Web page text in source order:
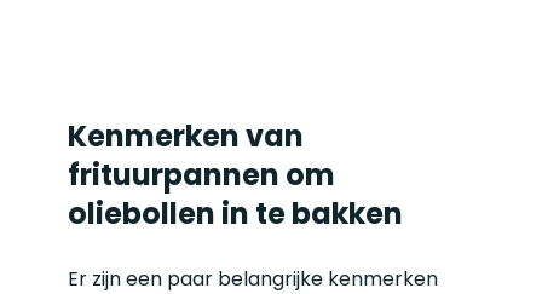
Kenmerken van
frituurpannen om
oliebollen in te bakken
Er zijn een paar belangrijke kenmerken